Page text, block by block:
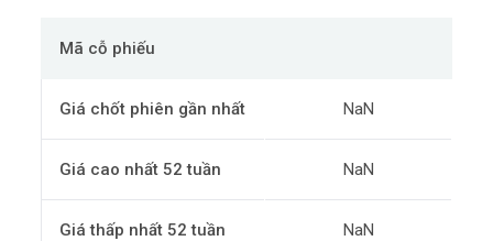
Mã cỗ phiếu
Giá chốt phiên gần nhất NaN
Giá cao nhất 52 tuần NaN
Giá thấp nhất 52 tuần NaN